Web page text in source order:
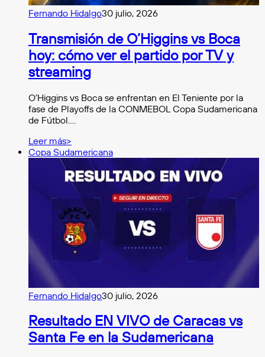
Fernando Hidalgo30 julio, 2026
Transmisión de O’Higgins vs Boca
hoy: cómo ver el partido por TV y
streaming
O’Higgins vs Boca se enfrentan en El Teniente por la
fase de Playoffs de la CONMEBOL Copa Sudamericana
de Fútbol.…
Leer más>
Copa Sudamericana
Fernando Hidalgo30 julio, 2026
Resultado EN VIVO de Caracas vs
Santa Fe en la Sudamericana